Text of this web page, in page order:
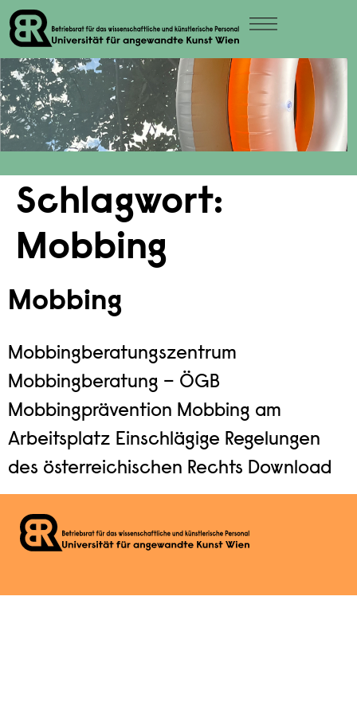
Schlagwort:
Mobbing
Mobbing
Mobbingberatungszentrum
Mobbingberatung – ÖGB
Mobbingprävention Mobbing am
Arbeitsplatz Einschlägige Regelungen
des österreichischen Rechts Download